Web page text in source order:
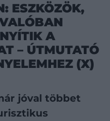
ESZKÖZÖK,
A
– ÚTMUTATÓ
(X)
jóval többet